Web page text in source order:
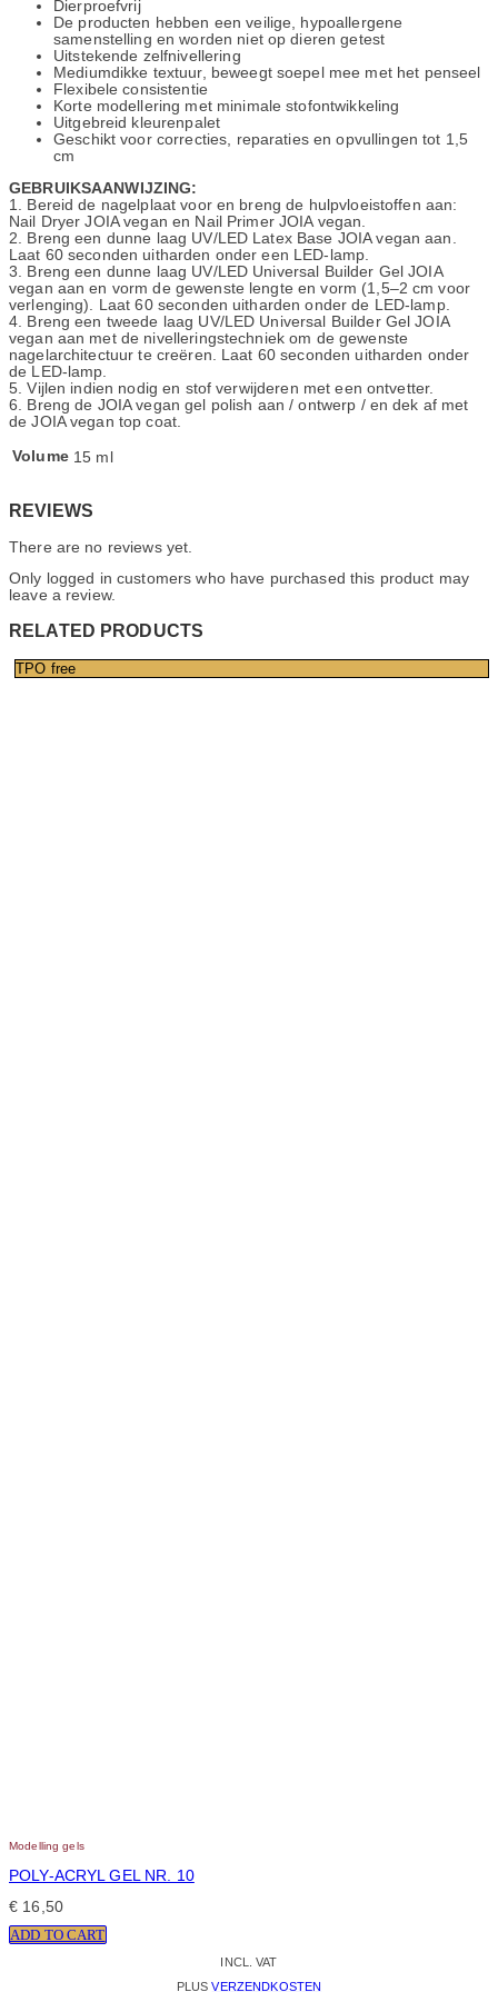
Dierproefvrij
De producten hebben een veilige, hypoallergene
samenstelling en worden niet op dieren getest
Uitstekende zelfnivellering
Mediumdikke textuur, beweegt soepel mee met het penseel
Flexibele consistentie
Korte modellering met minimale stofontwikkeling
Uitgebreid kleurenpalet
Geschikt voor correcties, reparaties en opvullingen tot 1,5
cm
GEBRUIKSAANWIJZING:
1. Bereid de nagelplaat voor en breng de hulpvloeistoffen aan:
Nail Dryer JOIA vegan en Nail Primer JOIA vegan.
2. Breng een dunne laag UV/LED Latex Base JOIA vegan aan.
Laat 60 seconden uitharden onder een LED-lamp.
3. Breng een dunne laag UV/LED Universal Builder Gel JOIA
vegan aan en vorm de gewenste lengte en vorm (1,5–2 cm voor
verlenging). Laat 60 seconden uitharden onder de LED-lamp.
4. Breng een tweede laag UV/LED Universal Builder Gel JOIA
vegan aan met de nivelleringstechniek om de gewenste
nagelarchitectuur te creëren. Laat 60 seconden uitharden onder
de LED-lamp.
5. Vijlen indien nodig en stof verwijderen met een ontvetter.
6. Breng de JOIA vegan gel polish aan / ontwerp / en dek af met
de JOIA vegan top coat.
Volume 15 ml
REVIEWS
There are no reviews yet.
Only logged in customers who have purchased this product may
leave a review.
RELATED PRODUCTS
TPO free
Modelling gels
POLY-ACRYL GEL NR. 10
€ 16,50
ADD TO CART
INCL. VAT
PLUSVERZENDKOSTEN